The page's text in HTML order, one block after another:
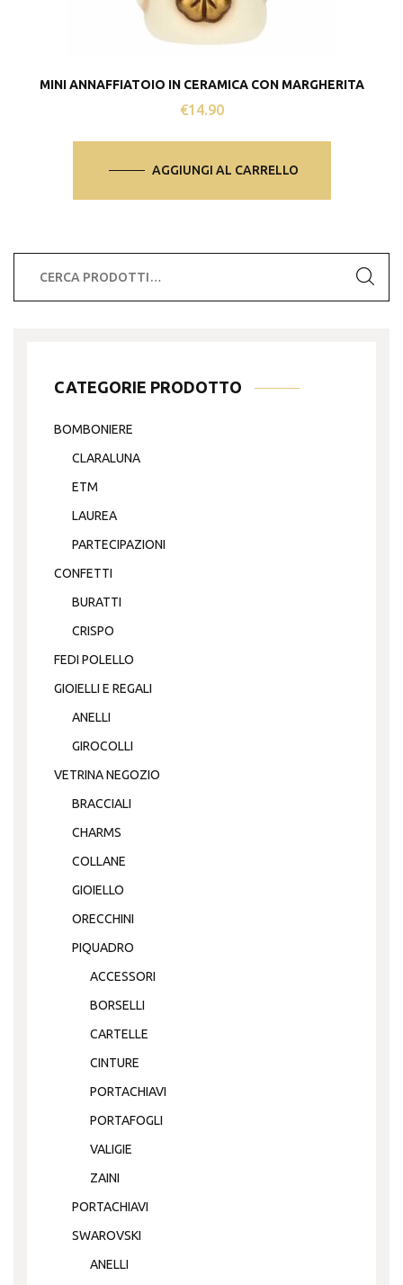
MINI ANNAFFIATOIO IN CERAMICA CON MARGHERITA
€14.90
AGGIUNGI AL CARRELLO
CATEGORIE PRODOTTO
BOMBONIERE
CLARALUNA
ETM
LAUREA
PARTECIPAZIONI
CONFETTI
BURATTI
CRISPO
FEDI POLELLO
GIOIELLI E REGALI
ANELLI
GIROCOLLI
VETRINA NEGOZIO
BRACCIALI
CHARMS
COLLANE
GIOIELLO
ORECCHINI
PIQUADRO
ACCESSORI
BORSELLI
CARTELLE
CINTURE
PORTACHIAVI
PORTAFOGLI
VALIGIE
ZAINI
PORTACHIAVI
SWAROVSKI
ANELLI